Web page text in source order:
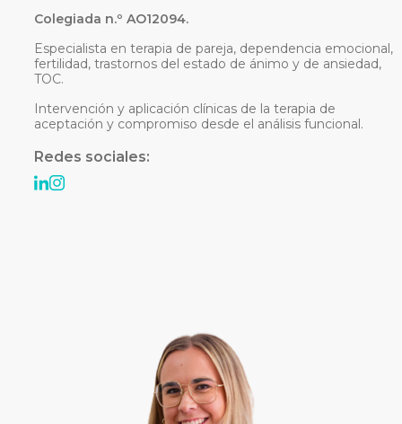
Colegiada n.º AO12094.
Especialista en terapia de pareja, dependencia emocional,
fertilidad, trastornos del estado de ánimo y de ansiedad,
TOC.
Intervención y aplicación clínicas de la terapia de
aceptación y compromiso desde el análisis funcional.
Redes sociales: